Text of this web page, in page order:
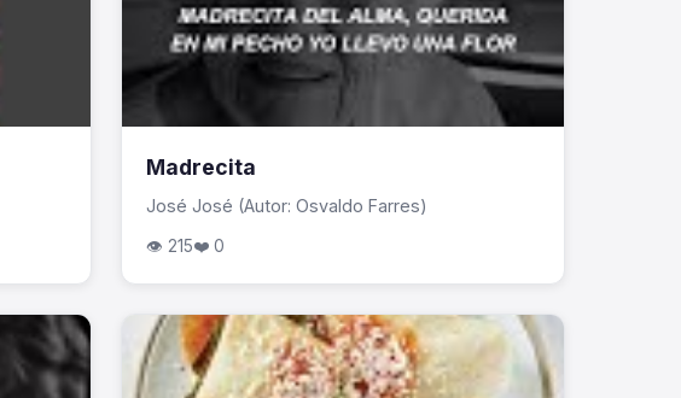
Madrecita
José José (Autor: Osvaldo Farres)
👁 215❤️ 0